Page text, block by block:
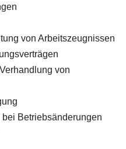
von Arbeitszeugnissen
von
Betriebsänderungen